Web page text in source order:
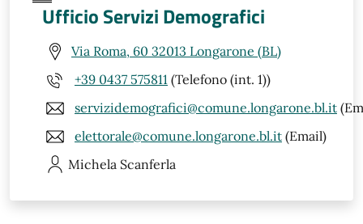
Ufficio Servizi Demografici
Via Roma, 60 32013 Longarone (BL)
+39 0437 575811 (Telefono (int. 1))
servizidemografici@comune.longarone.bl.it
elettorale@comune.longarone.bl.it (Email)
Michela Scanferla